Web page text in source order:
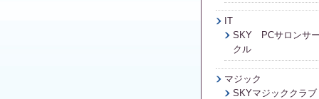
IT
SKY PCサロンサー
クル
マジック
SKYマジッククラブ